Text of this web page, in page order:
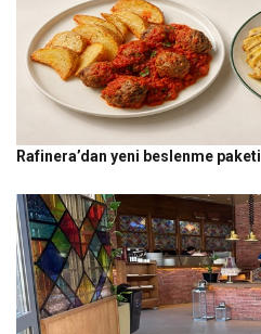
Rafinera’dan yeni beslenme paketi